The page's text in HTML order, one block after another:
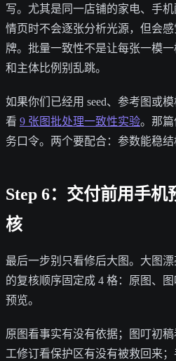
写。尤其是同一店铺的家电、手
情页时不会逐张分析光源，但会
牌。批量一致性不是让每张一模
和主体比例别乱跳。
如果你们已经用 seed、参考图或
看 9 张图批处理一致性实验。那
务口令。两个要配合：参数能稳结
Step 6：交付前用手机
核
最后一步别只看修后大图。大图
的复核顺序固定成 4 格：原图、
预览。
原图看事实有没有依据；图叮初
工修订看保护区有没有被救回来